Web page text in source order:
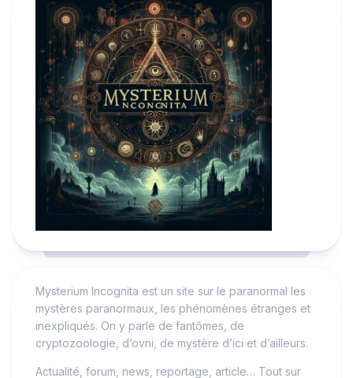
Mysterium Incognita est un site sur le paranormal les
mystères paranormaux, les phénomènes étranges et
inexpliqués. On y parle de fantômes, de
cryptozoologie, d’ovni, de mystère d’ici et d’ailleurs.
Actualité, forum, news, reportage, article… Tout sur